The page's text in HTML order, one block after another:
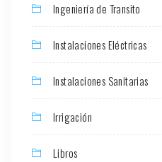
Ingeniería de Transito
Instalaciones Eléctricas
Instalaciones Sanitarias
Irrigación
Libros